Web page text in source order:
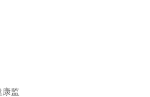
康监